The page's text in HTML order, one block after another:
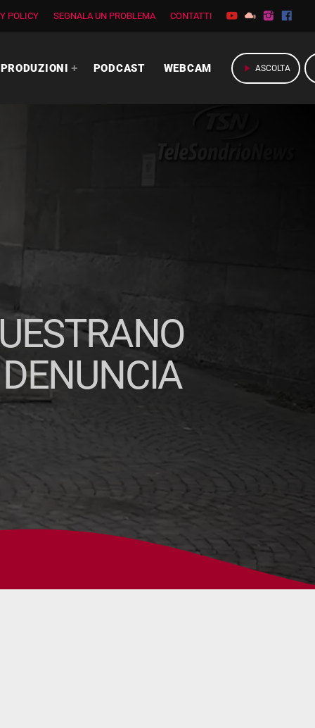
POLICY SEGNALA UN PROBLEMA CONTATTI
PRODUZIONI PODCAST WEBCAM play_arrow ASCOLTA